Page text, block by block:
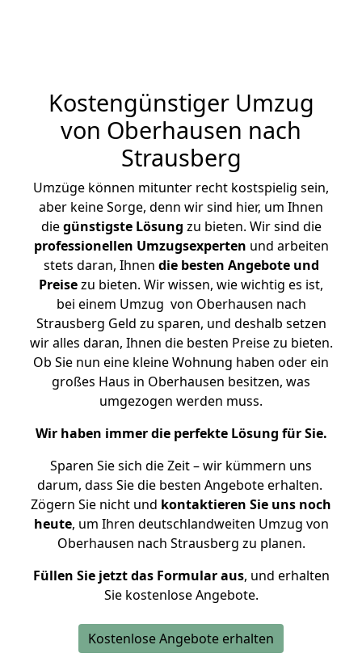
Kostengünstiger Umzug
von Oberhausen nach
Strausberg
Umzüge können mitunter recht kostspielig sein,
aber keine Sorge, denn wir sind hier, um Ihnen
diegünstigste Lösung zu bieten. Wir sind die
professionellen Umzugsexperten und arbeiten
stets daran, Ihnen die besten Angebote und
Preisezu bieten. Wir wissen, wie wichtig es ist,
bei einem Umzug von Oberhausen nach
Strausberg Geld zu sparen, und deshalb setzen
wir alles daran, Ihnen die besten Preise zu bieten.
Ob Sie nun eine kleine Wohnung haben oder ein
großes Haus in Oberhausen besitzen, was
umgezogen werden muss.
Wir haben immer die perfekte Lösung für Sie.
Sparen Sie sich die Zeit – wir kümmern uns
darum, dass Sie die besten Angebote erhalten.
Zögern Sie nicht und kontaktieren Sie uns noch
heute, um Ihren deutschlandweiten Umzug von
Oberhausen nach Strausberg zu planen.
Füllen Sie jetzt das Formular aus, und erhalten
Sie kostenlose Angebote.
Kostenlose Angebote erhalten